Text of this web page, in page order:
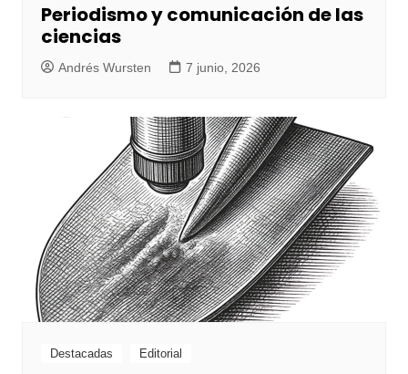
Periodismo y comunicación de las
ciencias
Andrés Wursten 7 junio, 2026
Destacadas Editorial